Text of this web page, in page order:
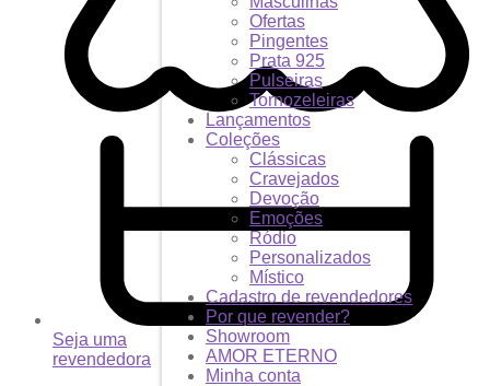
Seja uma
revendedora
Ofertas
Pingentes
Prata 925
Pulseiras
Tornozeleiras
Lançamentos
Coleções
Clássicas
Cravejados
Devoção
Emoções
Ródio
Personalizados
Místico
Cadastro de revendedores
Por que revender?
Showroom
AMOR ETERNO
Minha conta